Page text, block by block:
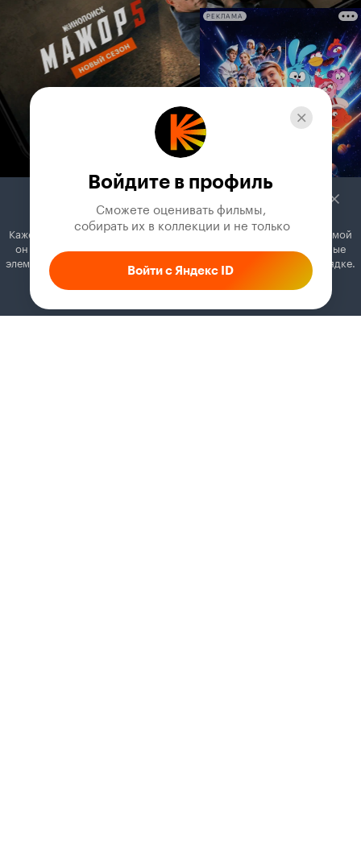
РЕКЛАМА
Войдите в профиль
Сможете оценивать фильмы,
собирать их в коллекции и не только
Войти с Яндекс ID
Кажется, вы используете блокировщик рекламы. Вместе с рекламой
он может отключать постеры, папки с фильмами и другие важные
элементы. Добавьте Кинопоиск в исключения, и всё будет в порядке.
Как это сделать